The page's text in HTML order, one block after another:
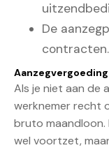
De
contracten.
Aanzegvergoeding
Als je niet aan de
werknemer recht
bruto
wel voortzet,